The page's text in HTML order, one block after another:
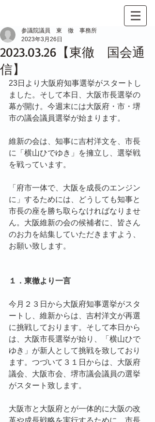
2023.03.26【東徹 国会通
信】
参議院議員 東 徹 事務所
2023年3月26日
23日より大阪府知事選挙がスタートし
ました。そして本日、大阪市長選挙の
幕が開け。今週末には大阪府・市・堺
市の議会議員選挙が始まります。
維新の会は、知事に吉村洋文を、市長
に「横山ひでゆき」を擁立し、選挙戦
を戦っています。
「府市一体で、大阪を成長のエンジン
に」するためには、どうしても知事と
市長の座を勝ち取らなければなりませ
ん。大阪維新の会の候補者に、皆さん
のお力を結集していただきますよう、
お願い致します。
１．東徹より一言
今月２３日から大阪府知事選挙がスタ
ートし、維新からは、吉村洋文が再選
に挑戦しております。そして本日から
は、大阪市長選挙が始り、「横山ひで
ゆき」が新人として挑戦を致しており
ます。つづいて３１日からは、大阪府
議会、大阪市会、堺市議会議員の選挙
がスタート致します。
大阪市と大阪府とが一体的に大阪の改
革や成長戦略を実行するために、市長